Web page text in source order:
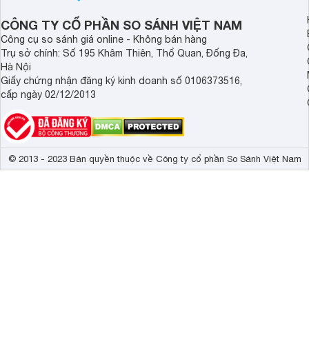
CÔNG TY CỔ PHẦN SO SÁNH VIỆT NAM
Công cụ so sánh giá online - Không bán hàng
Trụ sở chính: Số 195 Khâm Thiên, Thổ Quan, Đống Đa,
Hà Nội
Giấy chứng nhận đăng ký kinh doanh số 0106373516,
cấp ngày 02/12/2013
© 2013 - 2023 Bản quyền thuộc về Công ty cổ phần So Sánh Việt Nam